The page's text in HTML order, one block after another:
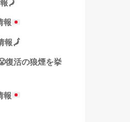
🗾
報
報🗾
復活の狼煙を挙
報